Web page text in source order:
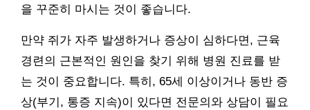
을 꾸준히 마시는 것이 좋습니다.
만약 쥐가 자주 발생하거나 증상이 심하다면, 근육
경련의 근본적인 원인을 찾기 위해 병원 진료를 받
는 것이 중요합니다. 특히, 65세 이상이거나 동반 증
상(부기, 통증 지속)이 있다면 전문의와 상담이 필요